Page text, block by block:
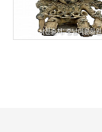
사진출처: 중남미문화원